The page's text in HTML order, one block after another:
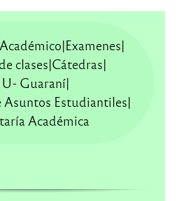
Examenes
clases Cátedras
Guaraní
Asuntos Estudiantiles
Académica